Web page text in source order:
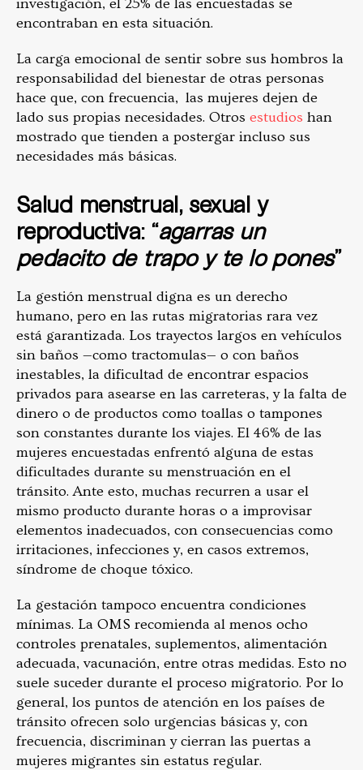
encontraban en esta situación.
La carga emocional de sentir sobre sus hombros la
responsabilidad del bienestar de otras personas
hace que, con frecuencia, las mujeres dejen de
lado sus propias necesidades. Otros estudios han
mostrado que tienden a postergar incluso sus
necesidades más básicas.
Salud menstrual, sexual y
reproductiva: “agarras un
pedacito de trapo y te lo pones”
La gestión menstrual digna es un derecho
humano, pero en las rutas migratorias rara vez
está garantizada. Los trayectos largos en vehículos
sin baños —como tractomulas— o con baños
inestables, la dificultad de encontrar espacios
privados para asearse en las carreteras, y la falta de
dinero o de productos como toallas o tampones
son constantes durante los viajes. El 46% de las
mujeres encuestadas enfrentó alguna de estas
dificultades durante su menstruación en el
tránsito. Ante esto, muchas recurren a usar el
mismo producto durante horas o a improvisar
elementos inadecuados, con consecuencias como
irritaciones, infecciones y, en casos extremos,
síndrome de choque tóxico.
La gestación tampoco encuentra condiciones
mínimas. La OMS recomienda al menos ocho
controles prenatales, suplementos, alimentación
adecuada, vacunación, entre otras medidas. Esto no
suele suceder durante el proceso migratorio. Por lo
general, los puntos de atención en los países de
tránsito ofrecen solo urgencias básicas y, con
frecuencia, discriminan y cierran las puertas a
mujeres migrantes sin estatus regular.